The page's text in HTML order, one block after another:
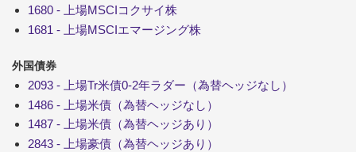
1680 - 上場MSCIコクサイ株
1681 - 上場MSCIエマージング株
外国債券
2093 - 上場Tr米債0-2年ラダー（為替ヘッジなし）
1486 - 上場米債（為替ヘッジなし）
1487 - 上場米債（為替ヘッジあり）
2843 - 上場豪債（為替ヘッジあり）